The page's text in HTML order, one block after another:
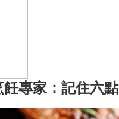
專家：記住六點